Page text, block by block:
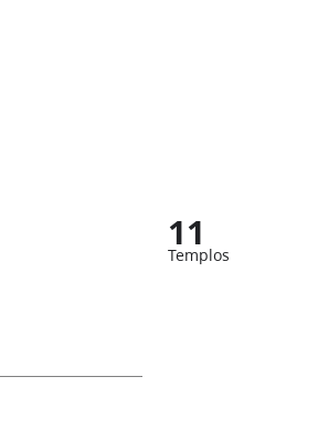
11
Templos